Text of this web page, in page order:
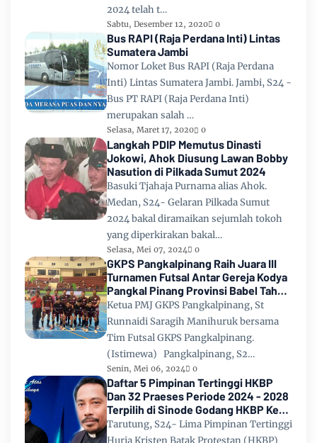
2024 telah t…
Sabtu, Desember 12, 2020 0
Bus RAPI (Raja Perdana Inti) Lintas
Sumatera Jambi
Nomor Loket Bus RAPI (Raja Perdana
Inti) Lintas Sumatera Jambi. Jambi, S24 -
Bus PT RAPI (Raja Perdana Inti)
merupakan salah …
Selasa, Maret 17, 2020 0
Langkah PDIP Memutus Dinasti
Jokowi, Ahok Diusung Lawan Bobby
Nasution di Pilkada Sumut 2024
Basuki Tjahaja Purnama alias Ahok.
Medan, S24- Gelaran Pilkada Sumut
2024 bakal diramaikan sejumlah tokoh
yang diperkirakan bakal…
Selasa, Mei 07, 2024 0
GKPS Pangkalpinang Raih Juara III
Turnamen Futsal Antar Gereja Kodya
Pangkal Pinang Provinsi Babel Tahun
2024
Ketua PMJ GKPS Pangkalpinang, St
Runnaidi Saragih Manihuruk bersama
Tim Futsal GKPS Pangkalpinang.
(Istimewa) Pangkalpinang, S2…
Senin, Mei 06, 2024 0
Daftar 5 Pimpinan Tertinggi HKBP
Dan 32 Praeses Periode 2024 - 2028
Terpilih di Sinode Godang HKBP Ke
67 Tahun 2024
Tarutung, S24- Lima Pimpinan Tertinggi